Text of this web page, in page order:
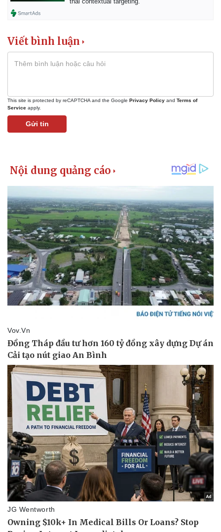
Pháp luật
Vụ án
Tin nóng
Tư vấn luật
Quân sự - Quốc phòng
Vũ khí
Việt Nam
Phân tích
Viết bình luận
This site is protected by reCAPTCHA and the Google Privacy Policy and Terms of
Service apply.
Gửi tin